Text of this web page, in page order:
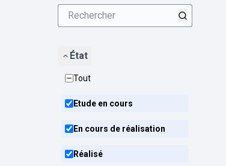
État
Tout
Etude en cours
En cours de réalisation
Réalisé